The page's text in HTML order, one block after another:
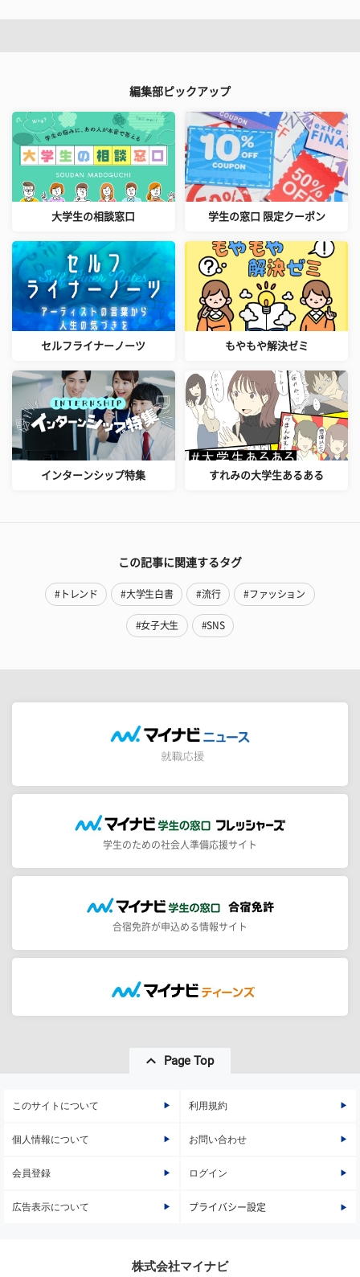
編集部ピックアップ
大学生の相談窓口 学生の窓口 限定クーポン
セルフライナーノーツ もやもや解決ゼミ
インターンシップ特集 すれみの大学生あるある
この記事に関連するタグ
#トレンド #大学生白書 #流行 #ファッション
#女子大生 #SNS
学生のための社会人準備応援サイト
合宿免許が申込める情報サイト
Page Top
このサイトについて 利用規約
個人情報について お問い合わせ
会員登録 ログイン
広告表示について プライバシー設定
株式会社マイナビ